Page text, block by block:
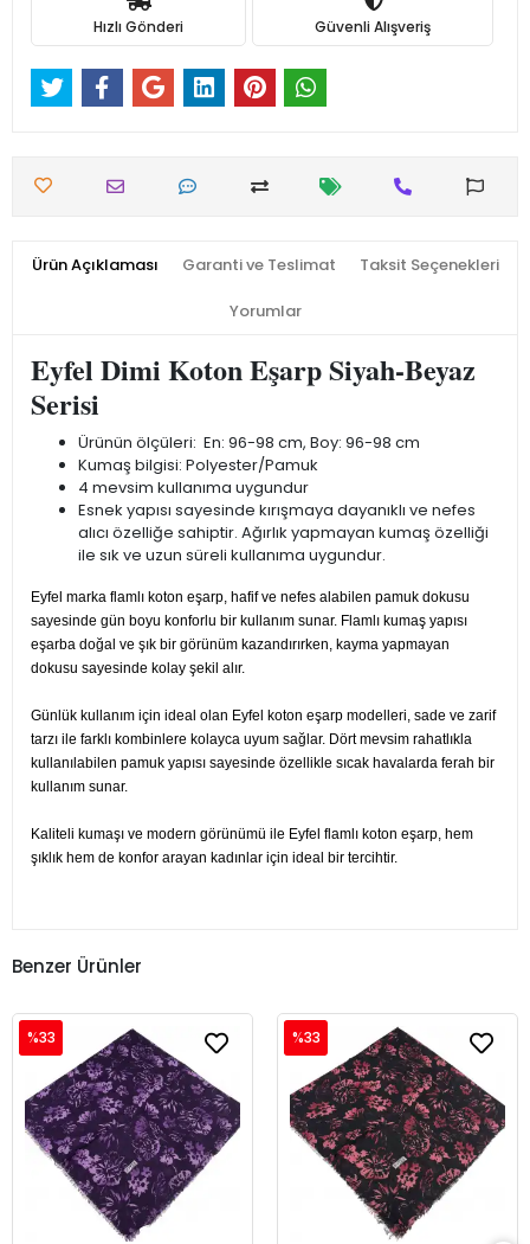
Hızlı Gönderi Güvenli Alışveriş
Ürün Açıklaması Garanti ve Teslimat Taksit Seçenekleri
Yorumlar
Eyfel Dimi Koton Eşarp Siyah-Beyaz
Serisi
Ürünün ölçüleri: En: 96-98 cm, Boy: 96-98 cm
Kumaş bilgisi: Polyester/Pamuk
4 mevsim kullanıma uygundur
Esnek yapısı sayesinde kırışmaya dayanıklı ve nefes
alıcı özelliğe sahiptir. Ağırlık yapmayan kumaş özelliği
ile sık ve uzun süreli kullanıma uygundur.
Eyfel marka flamlı koton eşarp, hafif ve nefes alabilen pamuk dokusu
sayesinde gün boyu konforlu bir kullanım sunar. Flamlı kumaş yapısı
eşarba doğal ve şık bir görünüm kazandırırken, kayma yapmayan
dokusu sayesinde kolay şekil alır.
Günlük kullanım için ideal olan Eyfel koton eşarp modelleri, sade ve zarif
tarzı ile farklı kombinlere kolayca uyum sağlar. Dört mevsim rahatlıkla
kullanılabilen pamuk yapısı sayesinde özellikle sıcak havalarda ferah bir
kullanım sunar.
Kaliteli kumaşı ve modern görünümü ile Eyfel flamlı koton eşarp, hem
şıklık hem de konfor arayan kadınlar için ideal bir tercihtir.
Benzer Ürünler
%33 %33